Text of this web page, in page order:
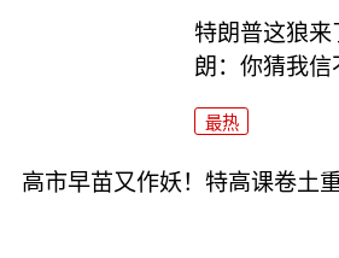
特朗普这狼
朗：你猜我信
最热
高市早苗又作妖！特高课卷土